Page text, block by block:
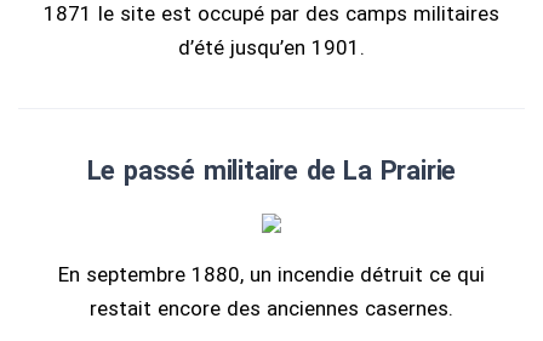
1871 le site est occupé par des camps militaires
d’été jusqu’en 1901.
Le passé militaire de La Prairie
En septembre 1880, un incendie détruit ce qui
restait encore des anciennes casernes.